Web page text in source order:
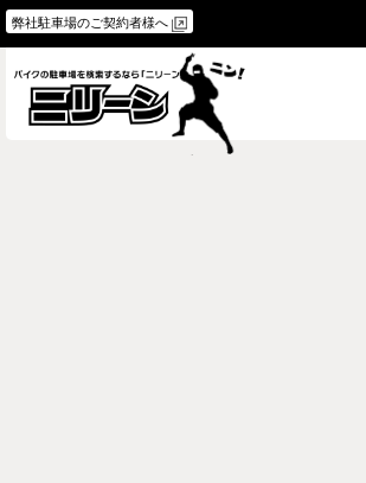
弊社駐車場のご契約者様へ